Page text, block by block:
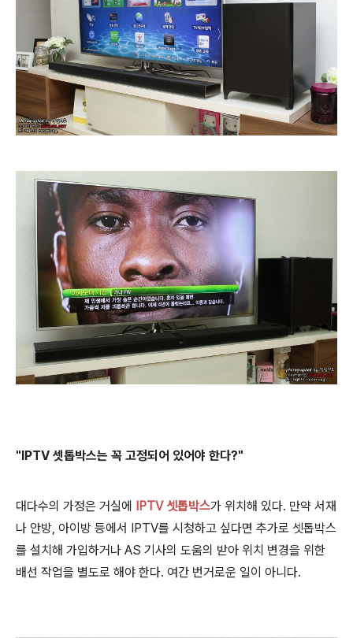
"IPTV 셋톱박스는 꼭 고정되어 있어야 한다?"
대다수의 가정은 거실에 IPTV 셋톱박스가 위치해 있다. 만약 서재
나 안방, 아이방 등에서 IPTV를 시청하고 싶다면 추가로 셋톱박스
를 설치해 가입하거나 AS 기사의 도움의 받아 위치 변경을 위한
배선 작업을 별도로 해야 한다. 여간 번거로운 일이 아니다.